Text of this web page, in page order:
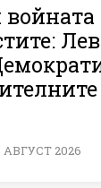
2026